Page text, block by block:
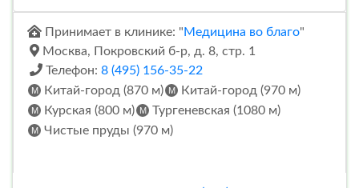
Принимает в клинике: "Медицина во благо"
Москва, Покровский б-р, д. 8, стр. 1
Телефон: 8 (495) 156-35-22
Китай-город (870 м)
Китай-город (970 м)
Курская (800 м)
Тургеневская (1080 м)
Чистые пруды (970 м)